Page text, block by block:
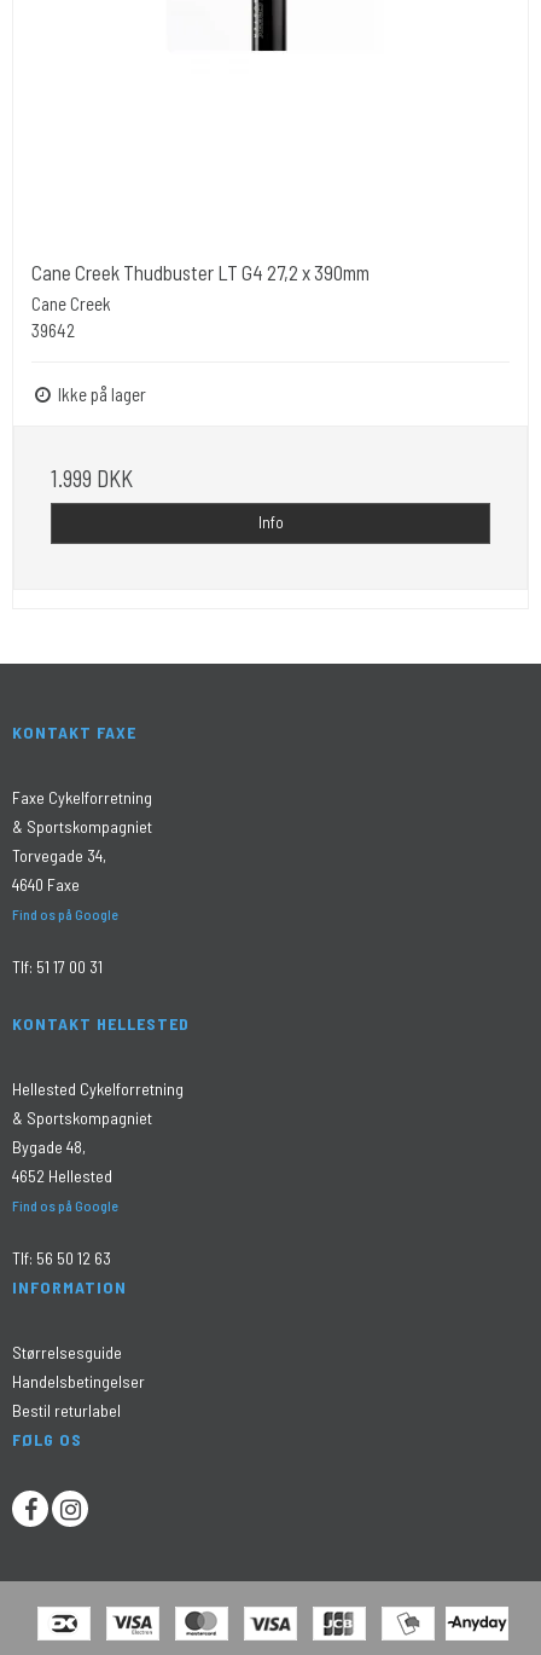
Cane Creek Thudbuster LT G4 27,2 x 390mm
Cane Creek
39642
Ikke på lager
1.999 DKK
Info
KONTAKT FAXE
Faxe Cykelforretning
& Sportskompagniet
Torvegade 34,
4640 Faxe
Find os på Google
Tlf: 51 17 00 31
KONTAKT HELLESTED
Hellested Cykelforretning
& Sportskompagniet
Bygade 48,
4652 Hellested
Find os på Google
Tlf: 56 50 12 63
INFORMATION
Størrelsesguide
Handelsbetingelser
Bestil returlabel
FØLG OS